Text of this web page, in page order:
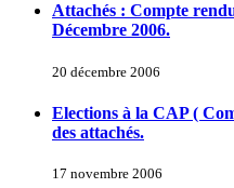
Attachés : Compte
Décembre 2006.
20 décembre 2006
Elections à la CAP (
des attachés.
17 novembre 2006